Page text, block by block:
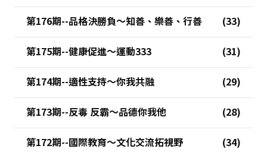
第176期--品格決勝負～知善、樂善、行善
第175期--健康促進～運動333
第174期--適性支持～你我共融
第173期--反毒 反霸～品德你我他
第172期--國際教育～文化交流拓視野